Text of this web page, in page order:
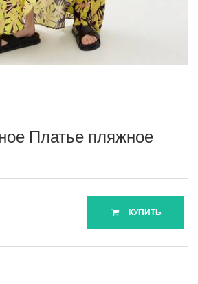
Платье пляжное
КУПИТЬ